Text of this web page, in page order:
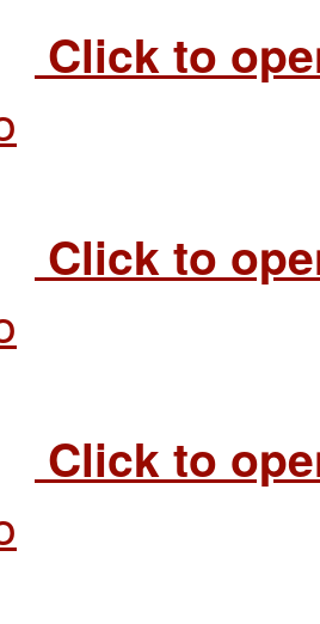
Click to
Click to
Click to